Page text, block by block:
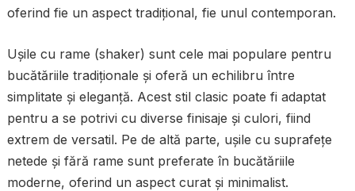
oferind fie un aspect tradițional, fie unul contemporan.
Ușile cu rame (shaker) sunt cele mai populare pentru
bucătăriile tradiționale și oferă un echilibru între
simplitate și eleganță. Acest stil clasic poate fi adaptat
pentru a se potrivi cu diverse finisaje și culori, fiind
extrem de versatil. Pe de altă parte, ușile cu suprafețe
netede și fără rame sunt preferate în bucătăriile
moderne, oferind un aspect curat și minimalist.